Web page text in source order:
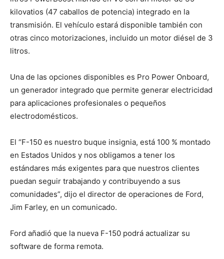
kilovatios (47 caballos de potencia) integrado en la
transmisión. El vehículo estará disponible también con
otras cinco motorizaciones, incluido un motor diésel de 3
litros.
Una de las opciones disponibles es Pro Power Onboard,
un generador integrado que permite generar electricidad
para aplicaciones profesionales o pequeños
electrodomésticos.
El “F-150 es nuestro buque insignia, está 100 % montado
en Estados Unidos y nos obligamos a tener los
estándares más exigentes para que nuestros clientes
puedan seguir trabajando y contribuyendo a sus
comunidades”, dijo el director de operaciones de Ford,
Jim Farley, en un comunicado.
Ford añadió que la nueva F-150 podrá actualizar su
software de forma remota.